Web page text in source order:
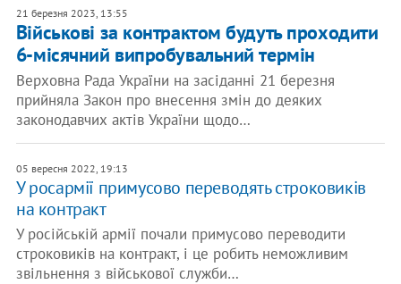
21 березня 2023, 13:55
Військові за контрактом будуть проходити
6-місячний випробувальний термін
Верховна Рада України на засіданні 21 березня
прийняла Закон про внесення змін до деяких
законодавчих актів України щодо…
05 вересня 2022, 19:13
У росармії примусово переводять строковиків
на контракт
У російській армії почали примусово переводити
строковиків на контракт, і це робить неможливим
звільнення з військової служби…